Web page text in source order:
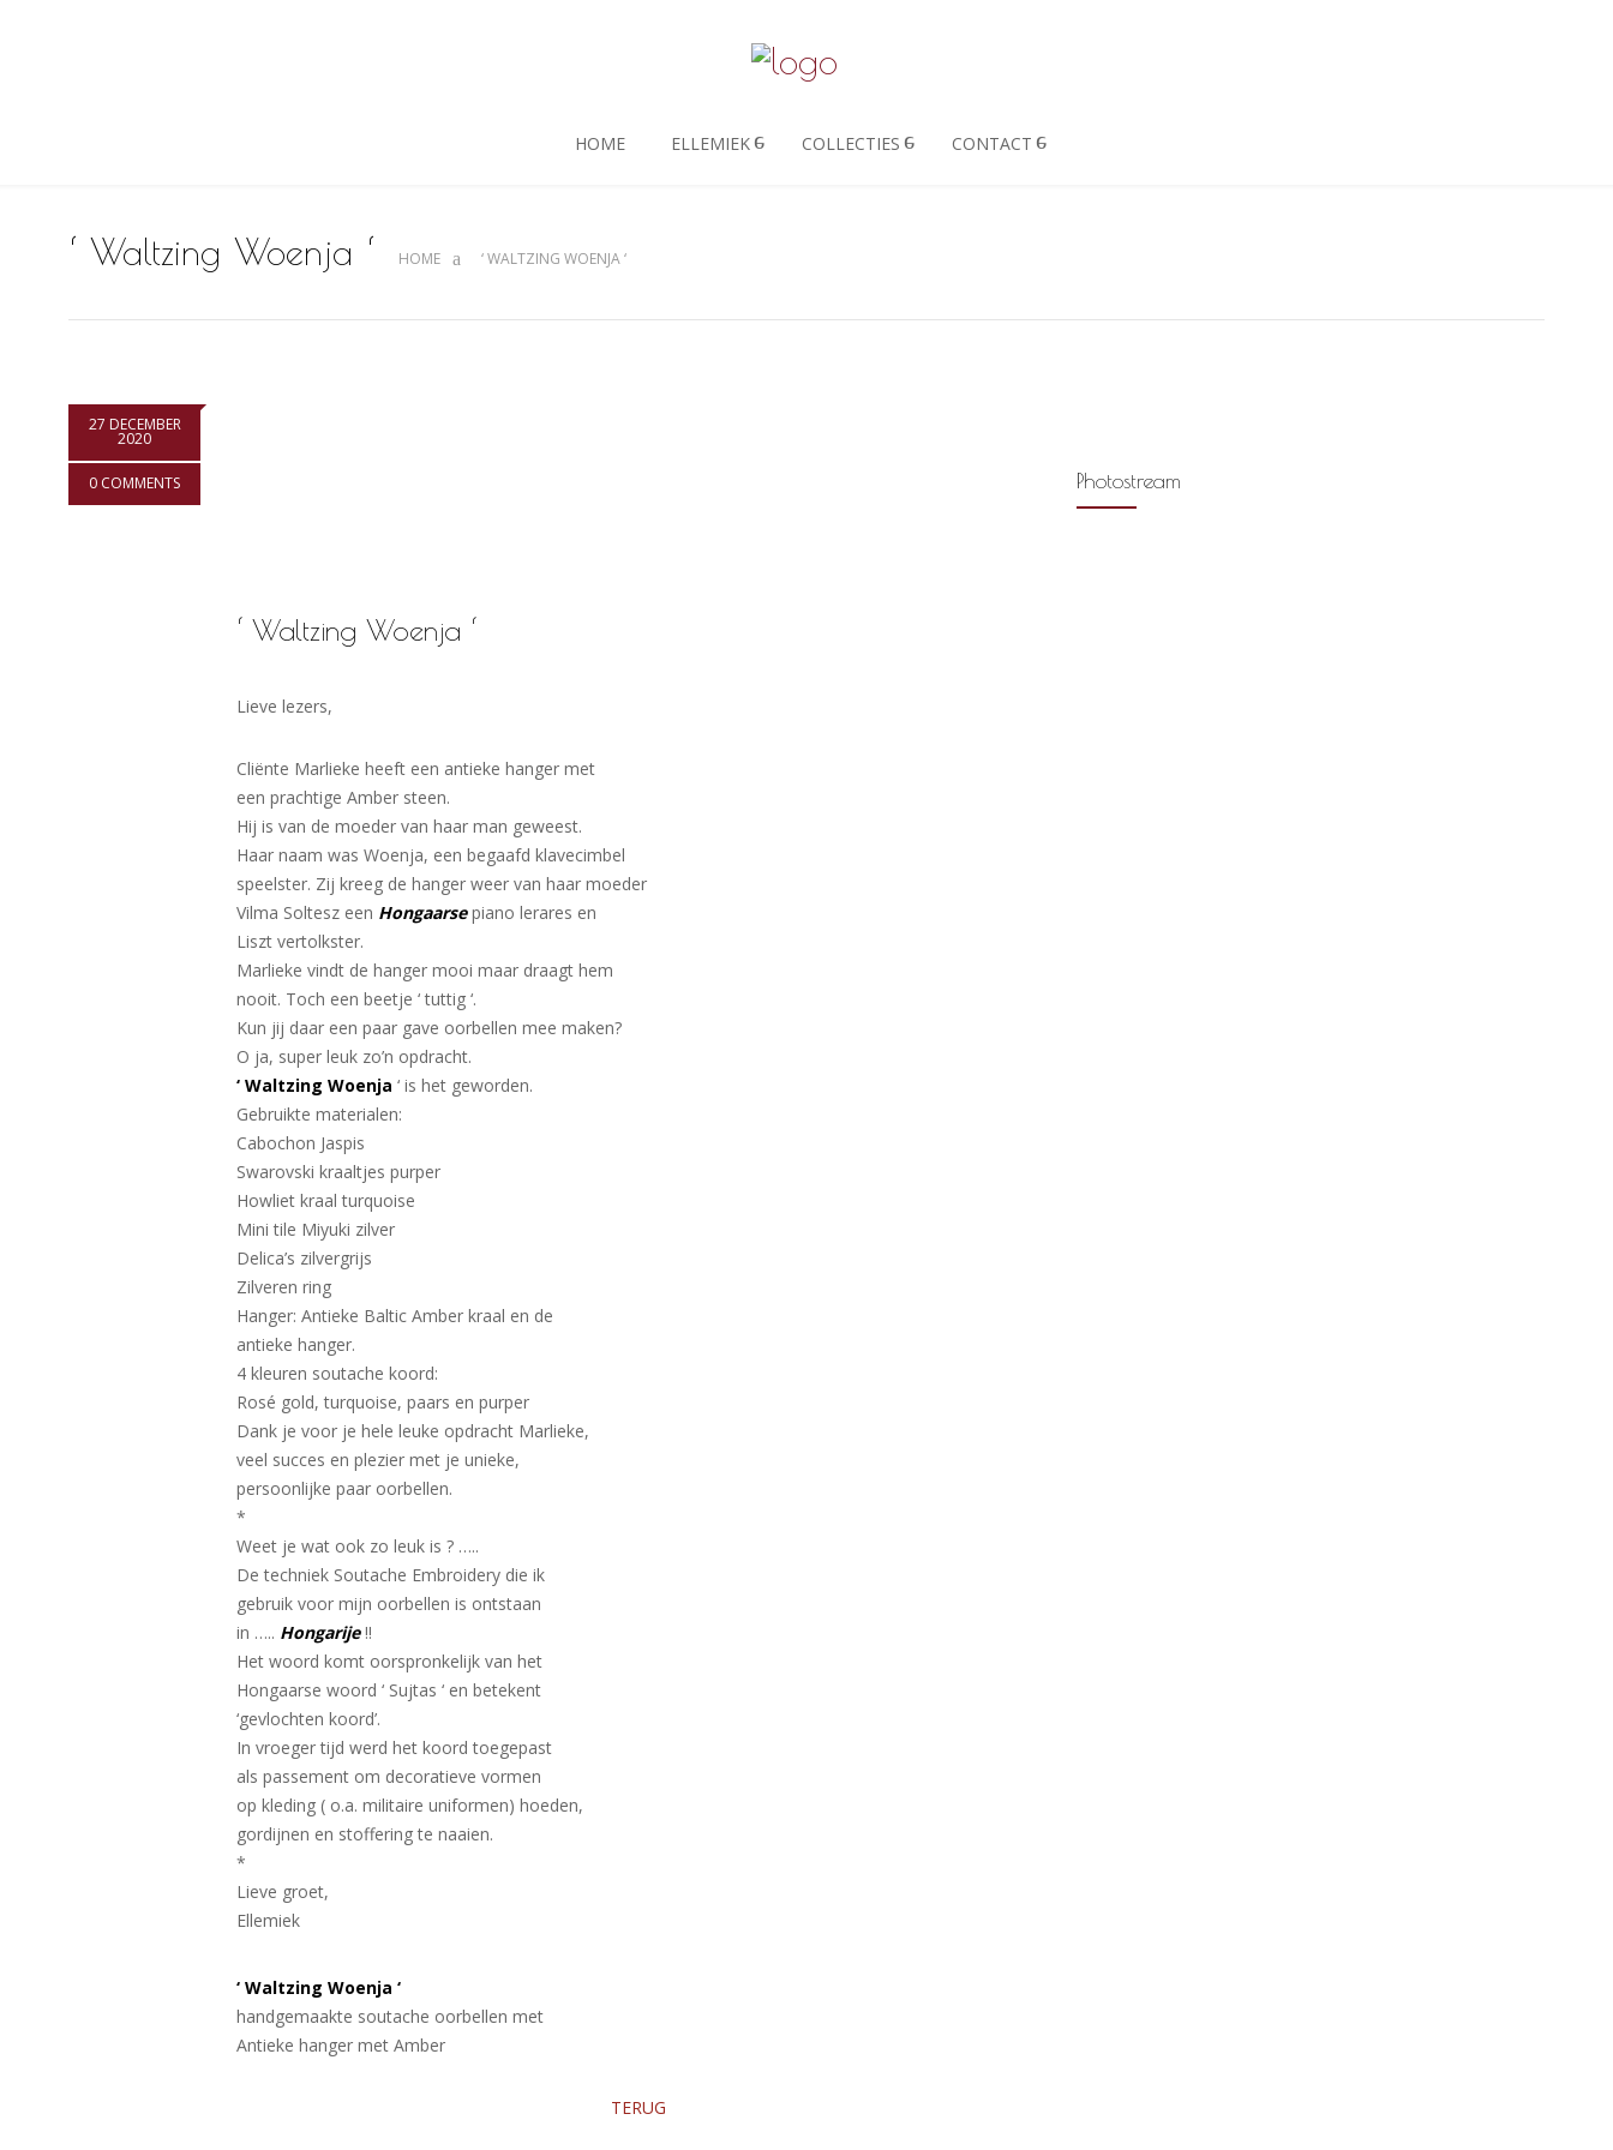
HOME ELLEMIEK COLLECTIES CONTACT
‘ Waltzing Woenja ‘ HOME ‘ WALTZING WOENJA ‘
27 DECEMBER
2020
0 COMMENTS
‘ Waltzing Woenja ‘
Lieve lezers,
Cliënte Marlieke heeft een antieke hanger met
een prachtige Amber steen.
Hij is van de moeder van haar man geweest.
Haar naam was Woenja, een begaafd klavecimbel
speelster. Zij kreeg de hanger weer van haar moeder
Vilma Soltesz een Hongaarsepiano lerares en
Liszt vertolkster.
Marlieke vindt de hanger mooi maar draagt hem
nooit. Toch een beetje ‘ tuttig ‘.
Kun jij daar een paar gave oorbellen mee maken?
O ja, super leuk zo’n opdracht.
‘ Waltzing Woenja ‘ is het geworden.
Gebruikte materialen:
Cabochon Jaspis
Swarovski kraaltjes purper
Howliet kraal turquoise
Mini tile Miyuki zilver
Delica’s zilvergrijs
Zilveren ring
Hanger: Antieke Baltic Amber kraal en de
antieke hanger.
4 kleuren soutache koord:
Rosé gold, turquoise, paars en purper
Dank je voor je hele leuke opdracht Marlieke,
veel succes en plezier met je unieke,
persoonlijke paar oorbellen.
*
Weet je wat ook zo leuk is ? …..
De techniek Soutache Embroidery die ik
gebruik voor mijn oorbellen is ontstaan
in ….. Hongarije!!
Het woord komt oorspronkelijk van het
Hongaarse woord ‘ Sujtas ‘ en betekent
‘gevlochten koord’.
In vroeger tijd werd het koord toegepast
als passement om decoratieve vormen
op kleding ( o.a. militaire uniformen) hoeden,
gordijnen en stoffering te naaien.
*
Lieve groet,
Ellemiek
‘ Waltzing Woenja ‘
handgemaakte soutache oorbellen met
Antieke hanger met Amber
TERUG
Photostream